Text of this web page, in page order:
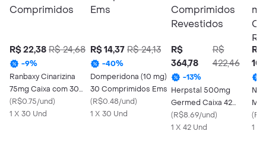
R$ 22,38 R$ 24,68
-9%
Ranbaxy Cinarizina
75mg Caixa com 30
Comprimidos
(R$0.75/und)
1 X 30 Und
R$ 14,37 R$ 24,13
-40%
Domperidona (10 mg)
30 Comprimidos Ems
(R$0.48/und)
1 X 30 Und
R$
364,78
R$
422,46
-13%
Herpstal 500mg
Germed Caixa 42
Comprimidos
Revestidos
(R$8.69/und)
1 X 42 Und
R$
(
1 X